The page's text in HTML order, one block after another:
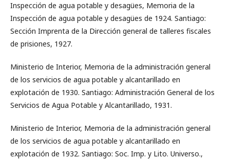
Inspección de agua potable y desagües, Memoria de la
Inspección de agua potable y desagües de 1924. Santiago:
Sección Imprenta de la Dirección general de talleres fiscales
de prisiones, 1927.
Ministerio de Interior, Memoria de la administración general
de los servicios de agua potable y alcantarillado en
explotación de 1930. Santiago: Administración General de los
Servicios de Agua Potable y Alcantarillado, 1931.
Ministerio de Interior, Memoria de la administración general
de los servicios de agua potable y alcantarillado en
explotación de 1932. Santiago: Soc. Imp. y Lito. Universo.,